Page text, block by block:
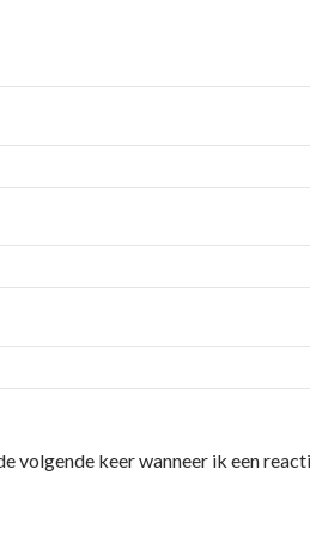
volgende keer wanneer ik een